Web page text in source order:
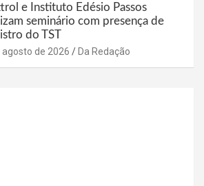
e Instituto Edésio Passos
seminário com presença de
do TST
agosto de 2026 Da Redação